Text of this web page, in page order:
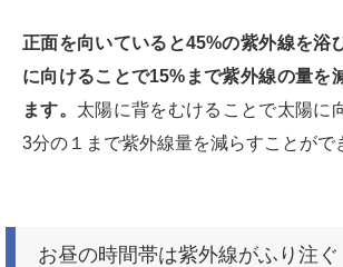
正面を向いていると45%の紫外線を浴
に向けることで15%まで紫外線の量を
ます。 太陽に背をむけることで太陽に
3分の１まで紫外線量を減らすことがで
お昼の時間帯は紫外線がふり注ぐ